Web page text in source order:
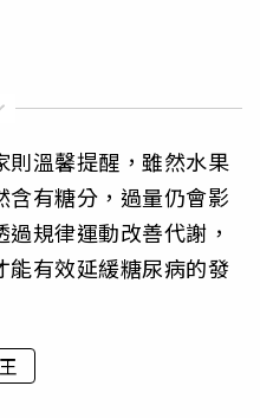
則溫馨提醒，雖然水果
含有糖分，過量仍會影
規律運動改善代謝，
能有效延緩糖尿病的發